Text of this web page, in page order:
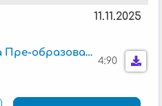
11.11.2025
v8 = Гимн Ученика Пре-образования
4:90